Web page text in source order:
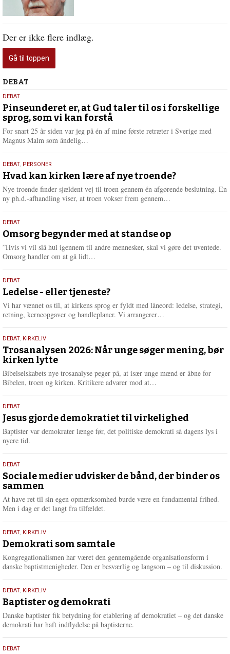
Der er ikke flere indlæg.
Gå til toppen
Debat
DEBAT
5.
august
2026
DEBAT
Pinseunderet er, at Gud taler til os i forskellige
sprog, som vi kan forstå
For snart 25 år siden var jeg på én af mine første retræter i Sverige med
Magnus Malm som åndelig…
e
r
e
25.
juli
2026
DEBAT, PERSONER
Hvad kan kirken lære af nye troende?
Nye troende finder sjældent vej til troen gennem én afgørende beslutning. En
ny ph.d.-afhandling viser, at troen vokser frem gennem…
e
r
e
9.
juli
2026
DEBAT
Omsorg begynder med at standse op
”Hvis vi vil slå hul igennem til andre mennesker, skal vi gøre det uventede.
Omsorg handler om at gå lidt…
e
r
e
10.
juni
2026
DEBAT
Ledelse - eller tjeneste?
Vi har vænnet os til, at kirkens sprog er fyldt med låneord: ledelse, strategi,
retning, kerneopgaver og handleplaner. Vi arrangerer…
e
2.
juni
2026
DEBAT, KIRKELIV
Trosanalysen 2026: Når unge søger mening, bør
kirken lytte
Bibelselskabets nye trosanalyse peger på, at især unge mænd er åbne for
Bibelen, troen og kirken. Kritikere advarer mod at…
e
r
18.
maj
2026
DEBAT
Jesus gjorde demokratiet til virkelighed
Baptister var demokrater længe før, det politiske demokrati så dagens lys i
nyere tid.
18.
maj
2026
DEBAT
Sociale medier udvisker de bånd, der binder os
sammen
At have ret til sin egen opmærksomhed burde være en fundamental frihed.
Men i dag er det langt fra tilfældet.
18.
maj
2026
DEBAT, KIRKELIV
Demokrati som samtale
Kongregationalismen har været den gennemgående organisationsform i
danske baptistmenigheder. Den er besværlig og langsom – og til diskussion.
18.
maj
2026
DEBAT, KIRKELIV
Baptister og demokrati
Danske baptister fik betydning for etablering af demokratiet – og det danske
demokrati har haft indflydelse på baptisterne.
18.
DEBAT